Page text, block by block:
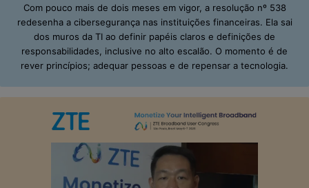
Com pouco mais de dois meses em vigor, a resolução nº 538
redesenha a cibersegurança nas instituições financeiras. Ela sai
dos muros da TI ao definir papéis claros e definições de
responsabilidades, inclusive no alto escalão. O momento é de
rever princípios; adequar pessoas e de repensar a tecnologia.